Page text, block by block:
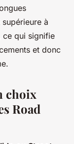
à
ce qui signifie
et donc
choix
Road